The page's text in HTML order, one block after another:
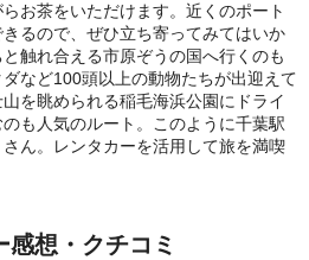
お茶をいただけます。近くのポート
るので、ぜひ立ち寄ってみてはいか
触れ合える市原ぞうの国へ行くのも
など100頭以上の動物たちが出迎えて
を眺められる稲毛海浜公園にドライ
も人気のルート。このように千葉駅
ん。レンタカーを活用して旅を満喫
想・クチコミ